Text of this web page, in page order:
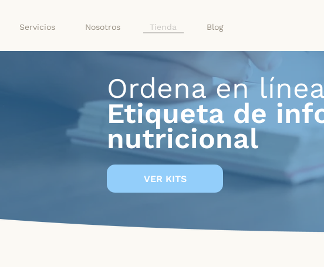
Servicios Nosotros Tienda Blog
Ordena en
Etiqueta de
nutricional
VER KITS